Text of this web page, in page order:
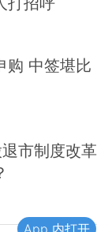
购 中签堪比
市制度改革
App 内打开